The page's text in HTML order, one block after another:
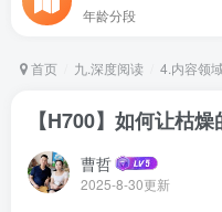
年龄分段
首页 九.深度阅读 4.内容领域
【H700】如何让枯
曹哲
2025-8-30更新